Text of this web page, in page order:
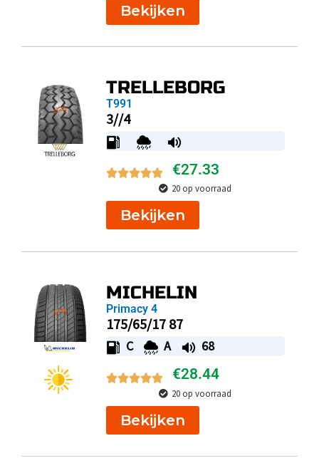
Bekijken
TRELLEBORG
T991
3//4
€27.33
20 op voorraad
Bekijken
MICHELIN
Primacy 4
175/65/17 87
C A 68
€28.44
20 op voorraad
Bekijken